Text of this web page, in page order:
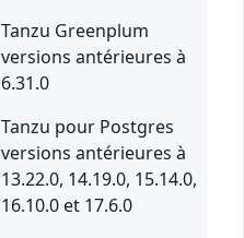
Tanzu Greenplum
versions antérieures à
6.31.0
Tanzu pour Postgres
versions antérieures à
13.22.0, 14.19.0, 15.14.0,
16.10.0 et 17.6.0